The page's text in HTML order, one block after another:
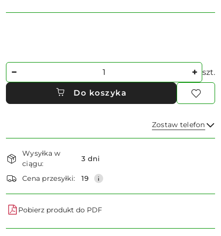
Ilość szt.
Do koszyka
Zostaw telefon
i
dostawa
Wysyłka w
ciągu:
3 dni
Cena przesyłki: 19
Pobierz produkt do PDF